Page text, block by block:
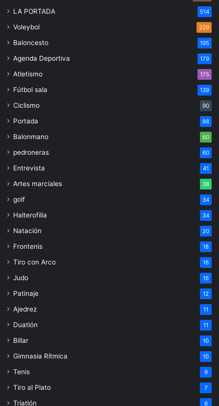
LA PORTADA 514
Voleybol 229
Baloncesto 195
Agenda Deportiva 179
Atletismo 175
Fútbol sala 139
Ciclismo 90
Portada 88
Balonmano 60
pedroneras 60
Entrevista 41
Artes marciales 38
golf 34
Halterofilia 34
Natación 20
Frontenis 18
Tiro con Arco 16
Judo 16
Patinaje 12
Ajedrez 11
Duatlón 11
Billar 10
Gimnasia Rítmica 10
Tenis 9
Tiro al Plato 7
Triatlón 6